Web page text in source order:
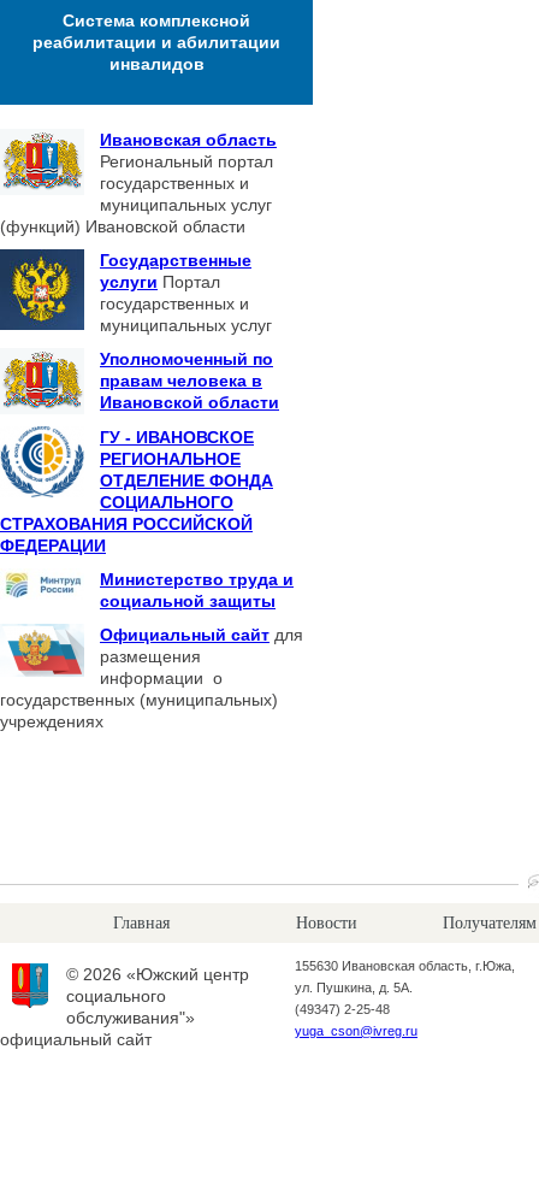
Система комплексной
реабилитации и абилитации
инвалидов
Ивановская область
Региональный портал
государственных и
муниципальных услуг
(функций) Ивановской области
Государственные
услуги Портал
государственных и
муниципальных услуг
Уполномоченный по
правам человека в
Ивановской области
ГУ - ИВАНОВСКОЕ
РЕГИОНАЛЬНОЕ
ОТДЕЛЕНИЕ ФОНДА
СОЦИАЛЬНОГО
СТРАХОВАНИЯ РОССИЙСКОЙ
ФЕДЕРАЦИИ
Министерство труда и
социальной защиты
Официальный сайт для
размещения
информации о
государственных (муниципальных)
учреждениях
Главная Новости Получателям
© 2026 «Южский центр
социального
обслуживания"»
официальный сайт
155630 Ивановская область, г.Южа,
ул. Пушкина, д. 5А.
(49347) 2-25-48
yuga_cson@ivreg.ru